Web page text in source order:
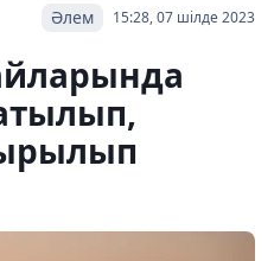
15:28, 07 шілде 2023
Әлем